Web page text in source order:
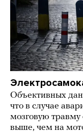
Объективных
что в случае
мозговую травму
выше, чем на